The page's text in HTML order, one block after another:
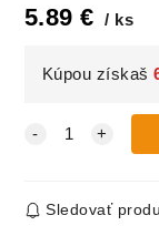
5.89 € ks
Kúpou získaš
Sledovať